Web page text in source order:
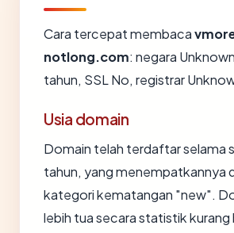
Cara tercepat membaca
notlong.com: negara
tahun, SSL No, registrar
Usia domain
Domain telah terdaftar selama
tahun, yang menempatkannya
kategori kematangan "new".
lebih tua secara statistik kurang